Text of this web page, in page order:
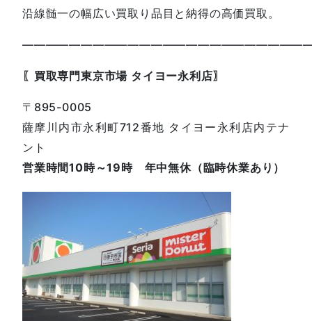
沿線髄一の幅広い買取り品目と納得の高価買取。
〖買取専門東京市場 タイヨー永利店〗
〒895-0005
薩摩川内市永利町712番地 タイヨー永利店内テナ
ント
営業時間10時～19時 年中無休（臨時休業あり）